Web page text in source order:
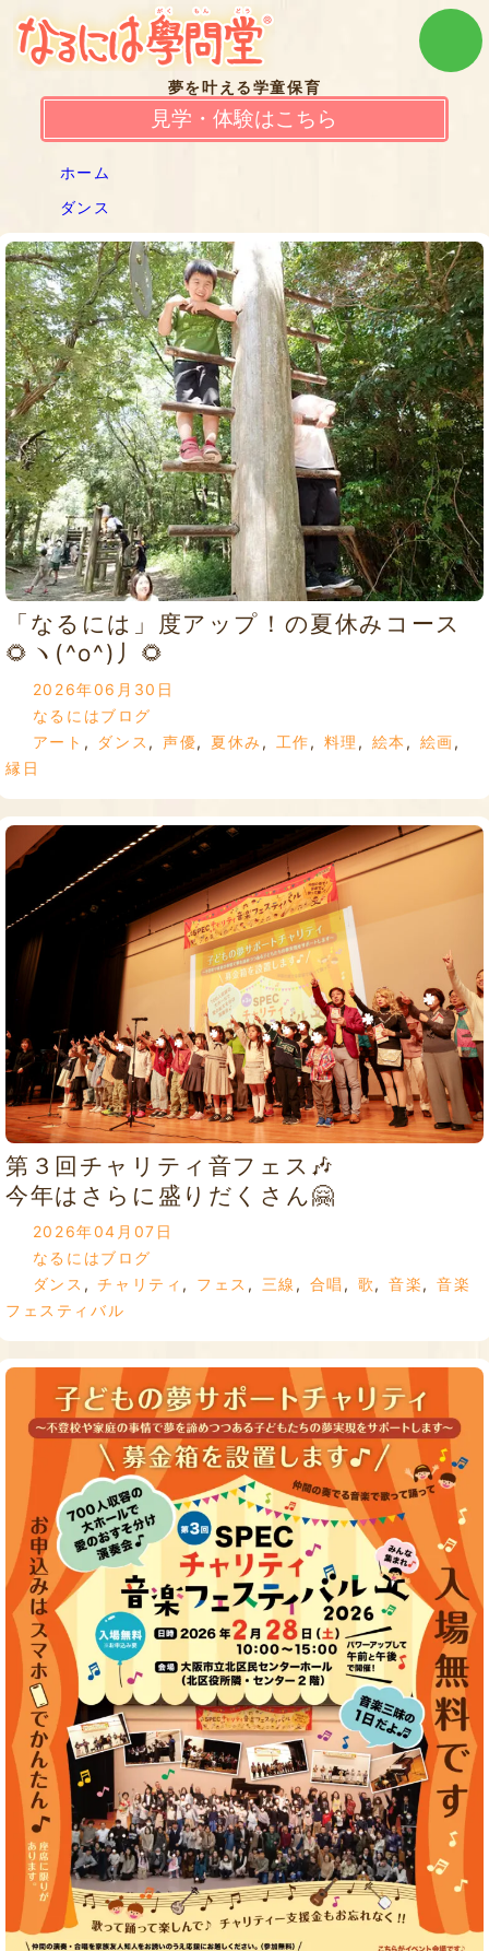
夢を叶える学童保育
見学・体験はこちら
ホーム
ダンス
「なるには」度アップ！の夏休みコース
🌻ヽ(^o^)丿🌻
2026年06月30日
なるにはブログ
アート , ダンス , 声優, 夏休み , 工作, 料理 , 絵本 , 絵画,
縁日
第３回チャリティ音フェス🎶
今年はさらに盛りだくさん🤗
2026年04月07日
なるにはブログ
ダンス ,チャリティ , フェス , 三線 , 合唱, 歌,音楽,音楽
フェスティバル